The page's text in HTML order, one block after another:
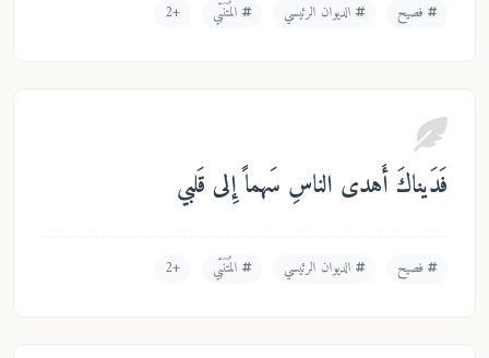
الديوان الرئيسي المُتَنَبّي +2
أَهدى الناسِ سَهماً إِلى قَلبي
الديوان الرئيسي المُتَنَبّي +2